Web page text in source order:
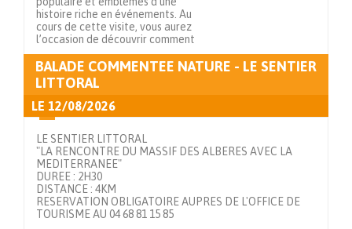
histoire riche en événements. Au
cours de cette visite, vous aurez
l’occasion de découvrir comment
BALADE COMMENTEE NATURE - LE SENTIER
LITTORAL
LE 12/08/2026
LE SENTIER LITTORAL
"LA RENCONTRE DU MASSIF DES ALBERES AVEC LA
MEDITERRANEE"
DUREE : 2H30
DISTANCE : 4KM
RESERVATION OBLIGATOIRE AUPRES DE L'OFFICE DE
TOURISME AU 04 68 81 15 85